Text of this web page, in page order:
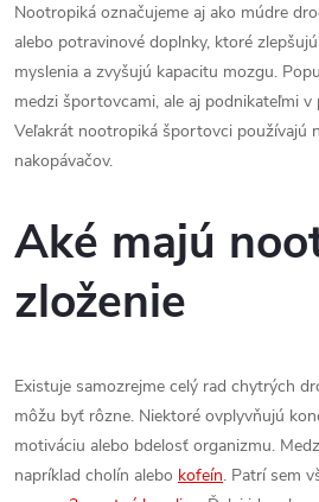
Nootropiká označujeme aj ako múdre
alebo potravinové doplnky, ktoré
myslenia a zvyšujú kapacitu mozgu.
medzi športovcami, ale aj podnikateľmi
Veľakrát nootropiká športovci používajú
nakopávačov.
Aké majú
zloženie
Existuje samozrejme celý rad chytrých
môžu byť rôzne. Niektoré ovplyvňujú
motiváciu alebo bdelosť organizmu.
napríklad cholín alebo kofeín. Patrí sem